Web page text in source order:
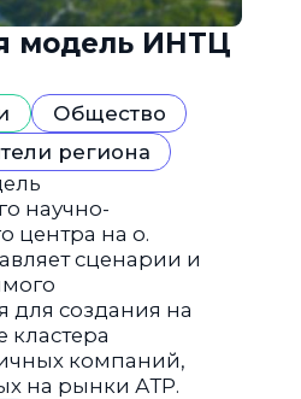
модель ИНТЦ
Общество
региона
научно-
центра на о.
сценарии и
для создания на
кластера
компаний,
на рынки АТР.